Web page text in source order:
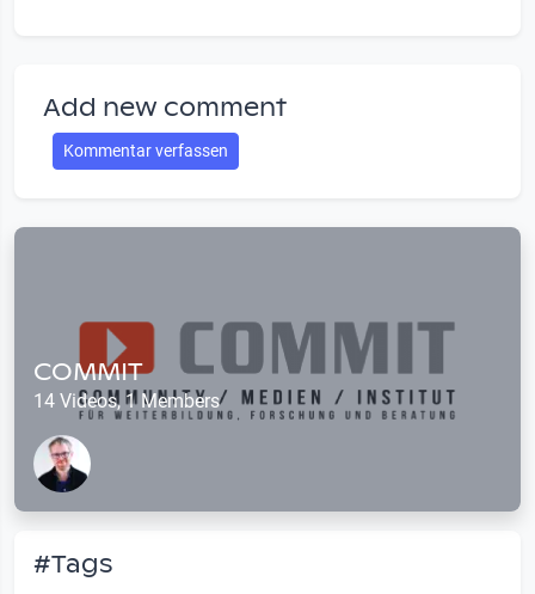
Add new comment
Kommentar verfassen
COMMIT
14 Videos, 1 Members
#Tags